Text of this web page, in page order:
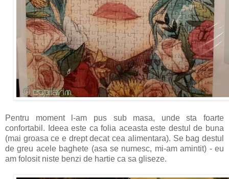
Pentru moment l-am pus sub masa, unde sta foarte
confortabil. Ideea este ca folia aceasta este destul de buna
(mai groasa ce e drept decat cea alimentara). Se bag destul
de greu acele baghete (asa se numesc, mi-am amintit) - eu
am folosit niste benzi de hartie ca sa gliseze.